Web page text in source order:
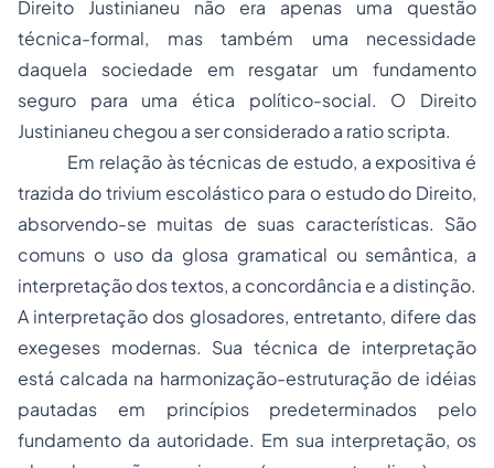
Direito Justinianeu não era apenas uma questão
técnica-formal, mas também uma necessidade
daquela sociedade em resgatar um fundamento
seguro para uma ética político-social. O Direito
Justinianeu chegou a ser considerado a ratio scripta.
Em relação às técnicas de estudo, a expositiva é
trazida dotrivium escolástico para o estudo do Direito,
absorvendo-se muitas de suas características. São
comuns o uso da glosa gramatical ou semântica, a
interpretação dos textos, a concordância e a distinção.
A interpretação dos glosadores, entretanto, difere das
exegeses modernas. Sua técnica de interpretação
está calcada na harmonização-estruturação de idéias
pautadas em princípios predeterminados pelo
fundamento da autoridade. Em sua interpretação, os